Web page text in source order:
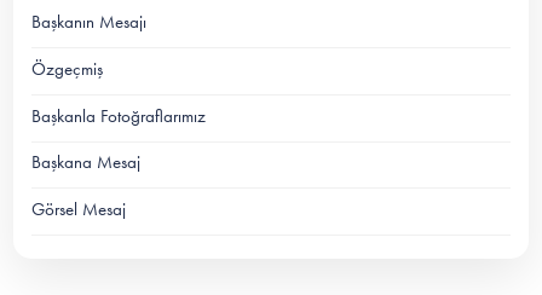
Başkanın Mesajı
Özgeçmiş
Başkanla Fotoğraflarımız
Başkana Mesaj
Görsel Mesaj